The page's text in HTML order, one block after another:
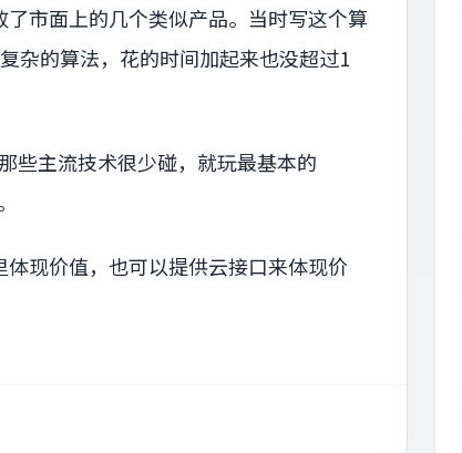
市面上的几个类似产品。当时写这个算
杂的算法，花的时间加起来也没超过1
些主流技术很少碰，就玩最基本的
现价值，也可以提供云接口来体现价